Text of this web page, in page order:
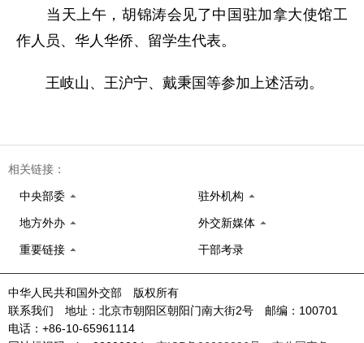
当天上午，胡锦涛会见了中国驻加拿大使馆工
作人员、华人华侨、留学生代表。
王岐山、王沪宁、戴秉国等参加上述活动。
相关链接：
中央部委 驻外机构
地方外办 外交新媒体
重要链接 干部考录
中华人民共和国外交部 版权所有
联系我们 地址：北京市朝阳区朝阳门南大街2号 邮编：100701
电话：+86-10-65961114